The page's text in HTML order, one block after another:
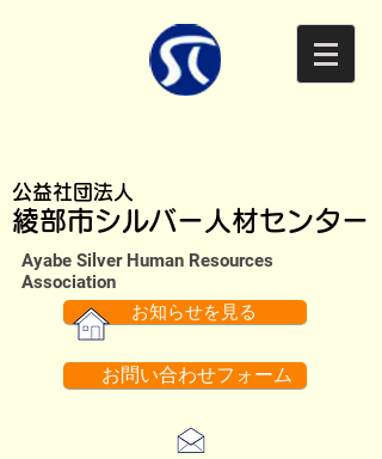
公益社団法人
綾部市シルバー人材センター
Ayabe Silver Human Resources
Association​
お知らせを見る
お問い合わせフォーム